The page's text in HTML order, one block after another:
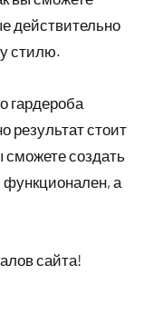
действительно
стилю.
гардероба
результат стоит
создать
функционален, а
сайта!